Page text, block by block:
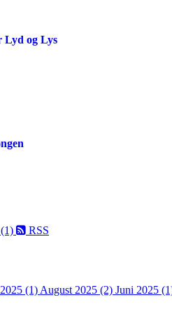
Lyd og Lys
RSS
(1) August 2025 (2) Juni 2025